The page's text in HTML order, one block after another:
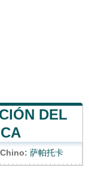
DEL
Chino: 萨帕托卡